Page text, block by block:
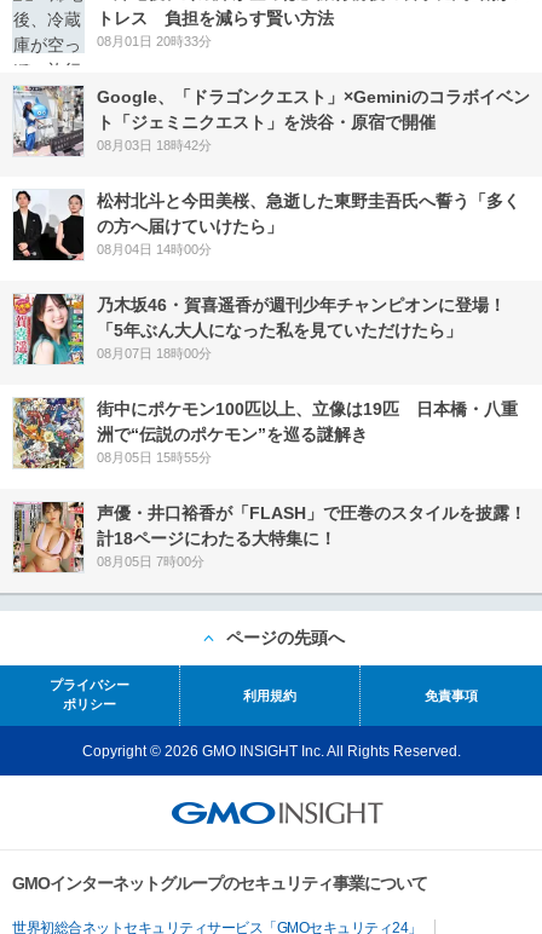
トレス 負担を減らす賢い方法
08月01日 20時33分
Google、「ドラゴンクエスト」×Geminiのコラボイベン
ト「ジェミニクエスト」を渋谷・原宿で開催
08月03日 18時42分
松村北斗と今田美桜、急逝した東野圭吾氏へ誓う「多く
の方へ届けていけたら」
08月04日 14時00分
乃木坂46・賀喜遥香が週刊少年チャンピオンに登場！
「5年ぶん大人になった私を見ていただけたら」
08月07日 18時00分
街中にポケモン100匹以上、立像は19匹 日本橋・八重
洲で“伝説のポケモン”を巡る謎解き
08月05日 15時55分
声優・井口裕香が「FLASH」で圧巻のスタイルを披露！
計18ページにわたる大特集に！
08月05日 7時00分
ページの先頭へ
プライバシー
ポリシー
利用規約 免責事項
Copyright © 2026 GMO INSIGHT Inc. All Rights Reserved.
GMOインターネットグループのセキュリティ事業について
世界初総合ネットセキュリティサービス「GMOセキュリティ24」